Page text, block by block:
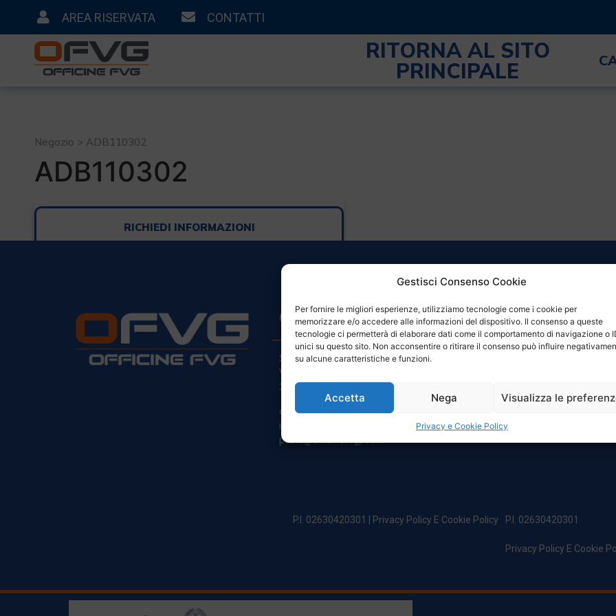
Gestisci Consenso Cookie
Per fornire le migliori esperienze, utilizziamo tecnologie come i cookie per
memorizzare e/o accedere alle informazioni del dispositivo. Il consenso a queste
tecnologie ci permetterà di elaborare dati come il comportamento di navigazione o
unici su questo sito. Non acconsentire o ritirare il consenso può influire
su alcune caratteristiche e funzioni.
Accetta Nega Visualizza le
Privacy e Cookie Policy
AREA RISERVATA CONTATTI
RITORNA AL SITO
PRINCIPALE
Negozio > ADB110302
ADB110302
RICHIEDI INFORMAZIONI
CONTATTI
Sede Legale:
Via Principe Di Udine 144
33030 Campoformido (Ud)
clienti@officinefvg.it
info@officinefvg.it
posta@officinefvgpec.It
ORARI
Domenica: Chiuso
P.I. 02630420301 | Privacy Policy E Cookie Policy P.I. 02630420301
Privacy Policy E Cookie